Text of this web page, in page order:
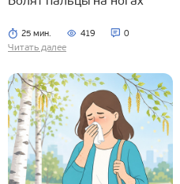
25 мин. 419 0
Читать далее